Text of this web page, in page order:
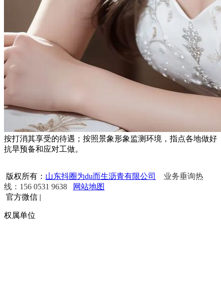
按打消其享受的待遇；按照景象形象监测环境，指点各地做好
抗旱预备和应对工做。
版权所有： 山东抖圈为du而生沥青有限公司
业务垂询热
线：156 0531 9638
网站地图
官方微信 |
权属单位